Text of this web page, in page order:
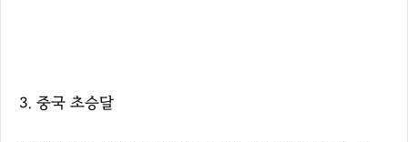
3. 중국 초승달